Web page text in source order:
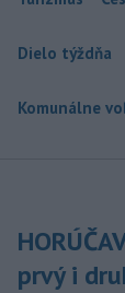
Dielo týždňa
Komunálne
prvý i